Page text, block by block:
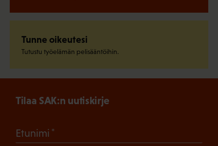
Tunne oikeutesi
Tutustu työelämän pelisääntöihin.
Tilaa SAK:n uutiskirje
Etunimi